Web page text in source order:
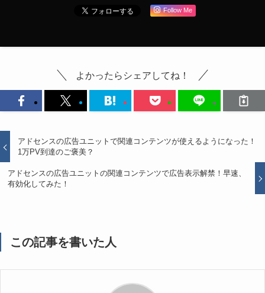
Follow Me
よかったらシェアしてね！
アドセンスの広告ユニットで関連コンテンツが使えるようになった！
1万PV到達のご褒美？
アドセンスの広告ユニットの関連コンテンツで広告表示解禁！早速、
有効化してみた！
この記事を書いた人